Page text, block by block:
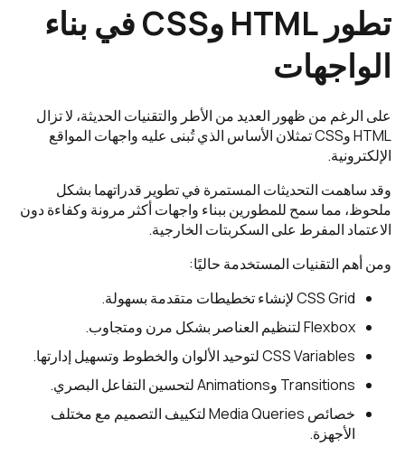
تطور HTML وCSS في بناء
الواجهات
على الرغم من ظهور العديد من الأطر والتقنيات الحديثة، لا تزال
HTML وCSS تمثلان الأساس الذي تُبنى عليه واجهات المواقع
الإلكترونية.
وقد ساهمت التحديثات المستمرة في تطوير قدراتهما بشكل
ملحوظ، مما سمح للمطورين ببناء واجهات أكثر مرونة وكفاءة دون
الاعتماد المفرط على السكربتات الخارجية.
ومن أهم التقنيات المستخدمة حاليًا:
CSS Grid لإنشاء تخطيطات متقدمة بسهولة.
Flexbox لتنظيم العناصر بشكل مرن ومتجاوب.
CSS Variables لتوحيد الألوان والخطوط وتسهيل إدارتها.
Transitions وAnimations لتحسين التفاعل البصري.
خصائص Media Queries لتكييف التصميم مع مختلف
الأجهزة.